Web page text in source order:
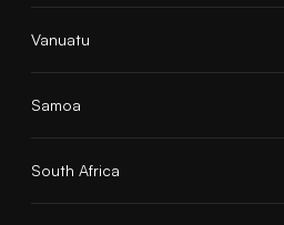
Vanuatu
Samoa
South Africa